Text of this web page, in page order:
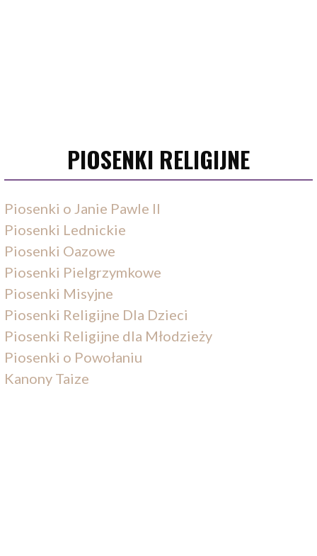
PIOSENKI RELIGIJNE
Piosenki o Janie Pawle II
Piosenki Lednickie
Piosenki Oazowe
Piosenki Pielgrzymkowe
Piosenki Misyjne
Piosenki Religijne Dla Dzieci
Piosenki Religijne dla Młodzieży
Piosenki o Powołaniu
Kanony Taize